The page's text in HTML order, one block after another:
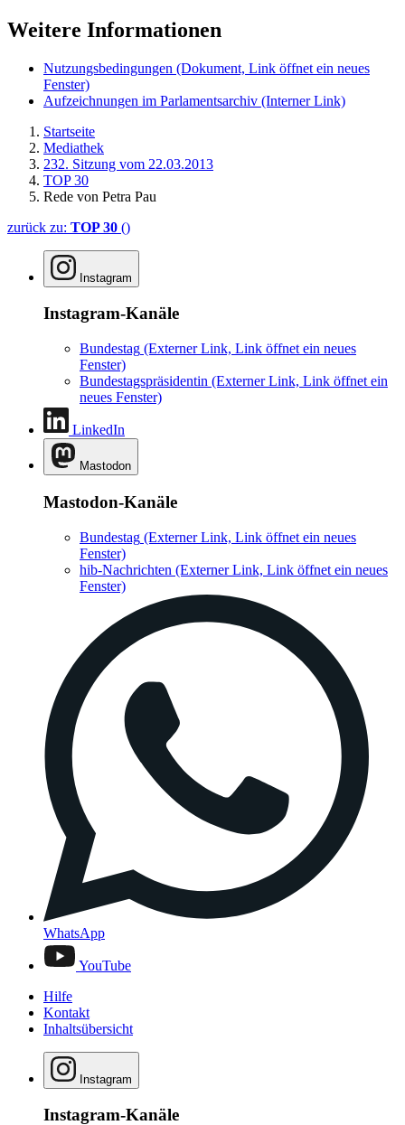
Weitere Informationen
Nutzungsbedingungen (Dokument, Link öffnet ein neues
Fenster)
Aufzeichnungen im Parlamentsarchiv (Interner Link)
Startseite
Mediathek
232. Sitzung vom 22.03.2013
TOP 30
Rede von Petra Pau
zurück zu: TOP 30 ()
Instagram
Instagram-Kanäle
Bundestag (Externer Link, Link öffnet ein neues
Fenster)
Bundestagspräsidentin (Externer Link, Link öffnet ein
neues Fenster)
LinkedIn
Mastodon
Mastodon-Kanäle
Bundestag (Externer Link, Link öffnet ein neues
Fenster)
hib-Nachrichten (Externer Link, Link öffnet ein neues
Fenster)
WhatsApp
YouTube
Hilfe
Kontakt
Inhaltsübersicht
Instagram
Instagram-Kanäle